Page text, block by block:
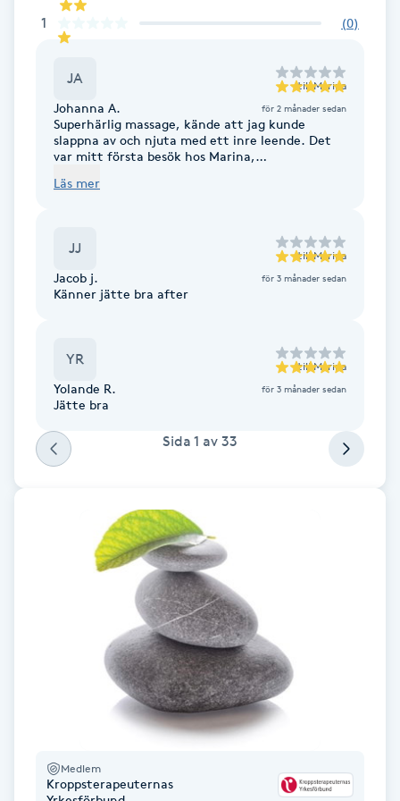
Faceliftmassage
Fotmassage
Fotvård
Fransborttagning
Fransförlängning
Fransförlängning Megavolym
Fransförlängning Volym
1 (0)
JA till Marina
Johanna A. för 2 månader sedan
Superhärlig massage, kände att jag kunde
slappna av och njuta med ett inre leende. Det
var mitt första besök hos Marina,
Läs mer
JJ till Marina
Jacob j. för 3 månader sedan
Känner jätte bra after
YR till Marina
Yolande R. för 3 månader sedan
Jätte bra
Sida 1 av 33
Medlem
Kroppsterapeuternas